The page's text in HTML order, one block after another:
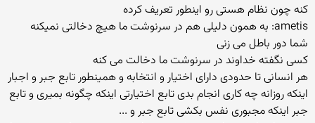
کنه چون نظام هستی رو اینطور تعریف کرده
ametis: به همون دلیلی هم در سرنوشت ما هیچ دخالتی نمیکنه
شما دور باطل می زنی
کسی نگفته خداوند در سرنوشت ما دخالت می کنه
هر انسانی تا حدودی دارای اختیار و انتخابه و همینطور تابع جبر و اجبار
اینکه روزانه چه کاری انجام بدی تابع اختیارتی اینکه چگونه بمیری و تابع
جبر اینکه مجبوری نفس بکشی تابع جبر و ...